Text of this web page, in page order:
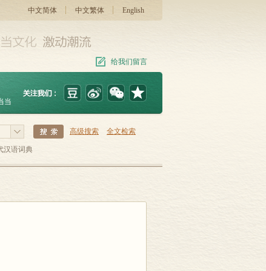
中文简体 中文繁体 English
给我们留言
当
高级搜索 全文检索
汉语词典